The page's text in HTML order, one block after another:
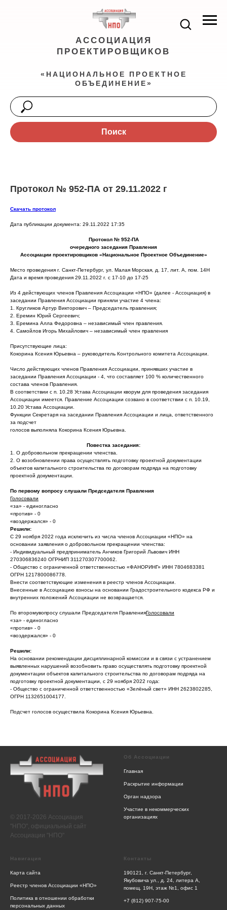
АССОЦИАЦИЯ
ПРОЕКТИРОВЩИКОВ
«НАЦИОНАЛЬНОЕ ПРОЕКТНОЕ
ОБЪЕДИНЕНИЕ»
Поиск
Протокол № 952-ПА от 29.11.2022 г
Скачать протокол
Дата публикации документа: 29.11.2022 17:35
Протокол № 952-ПА
очередного заседания Правления
Ассоциации проектировщиков «Национальное Проектное Объединение»
Место проведения г. Санкт-Петербург, ул. Малая Морская, д. 17, лит. А, пом. 14Н
Дата и время проведения 29.11.2022 г. с 17-10 до 17-25
Из 4 действующих членов Правления Ассоциации «НПО» (далее - Ассоциация) в
заседании Правления Ассоциации приняли участие 4 члена:
1. Кругликов Артур Викторович – Председатель правления;
2. Еремин Юрий Сергеевич;
3. Еремина Алла Федоровна – независимый член правления.
4. Самойлов Игорь Михайлович – независимый член правления
Присутствующие лица:
Кокорина Ксения Юрьевна – руководитель Контрольного комитета Ассоциации.
Число действующих членов Правления Ассоциации, принявших участие в
заседании Правления Ассоциации - 4, что составляет 100 % количественного
состава членов Правления.
В соответствии с п. 10.28 Устава Ассоциации кворум для проведения заседания
Ассоциации имеется. Правление Ассоциации созвано в соответствии с п. 10.19,
10.20 Устава Ассоциации.
Функции Секретаря на заседании Правления Ассоциации и лица, ответственного
за подсчет
голосов выполняла Кокорина Ксения Юрьевна.
Повестка заседания:
1. О добровольном прекращении членства.
2. О возобновлении права осуществлять подготовку проектной документации
объектов капитального строительства по договорам подряда на подготовку
проектной документации.
По первому вопросу слушали Председателя Правления
Голосовали
«за» - единогласно
«против» - 0
«воздержался» - 0
Решили:
С 29 ноября 2022 года исключить из числа членов Ассоциации «НПО» на
основании заявления о добровольном прекращении членства:
- Индивидуальный предприниматель Анчиков Григорий Львович ИНН
270306836240 ОГРНИП 311270307700062.
- Общество с ограниченной ответственностью «ФАНОРИНГ» ИНН 7804683381
ОГРН 1217800086778.
Внести соответствующие изменения в реестр членов Ассоциации.
Внесенные в Ассоциацию взносы на основании Градостроительного кодекса РФ и
внутренних положений Ассоциации не возвращается.
По второмувопросу слушали Председателя ПравленияГолосовали
«за» - единогласно
«против» - 0
«воздержался» - 0
Решили:
На основании рекомендации дисциплинарной комиссии и в связи с устранением
выявленных нарушений возобновить право осуществлять подготовку проектной
документации объектов капитального строительства по договорам подряда на
подготовку проектной документации, с 29 ноября 2022 года:
- Общество с ограниченной ответственностью «Зелёный свет» ИНН 2623802285,
ОГРН 1132651004177.
Подсчет голосов осуществила Кокорина Ксения Юрьевна.
© 2017-2026 Ассоциация
"НПО", официальный сайт
Ассоциации "НПО"
Об Ассоциации
Главная
Раскрытие информации
Орган надзора
Участие в некоммерческих
организациях
Навигация
Карта сайта
Реестр членов Ассоциации «НПО»
Политика в отношении обработки
персональных данных
Контакты
190121, г. Санкт-Петербург,
Якубовича ул., д. 24, литера А,
помещ. 19Н, этаж №1, офис 1
+7 (812) 907-75-00